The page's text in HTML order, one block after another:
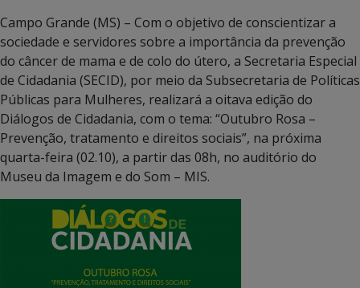
Campo Grande (MS) – Com o objetivo de conscientizar a
sociedade e servidores sobre a importância da prevenção
do câncer de mama e de colo do útero, a Secretaria Especial
de Cidadania (SECID), por meio da Subsecretaria de Políticas
Públicas para Mulheres, realizará a oitava edição do
Diálogos de Cidadania, com o tema: “Outubro Rosa –
Prevenção, tratamento e direitos sociais”, na próxima
quarta-feira (02.10), a partir das 08h, no auditório do
Museu da Imagem e do Som – MIS.